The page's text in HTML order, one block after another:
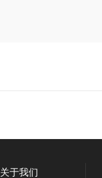
关于我们